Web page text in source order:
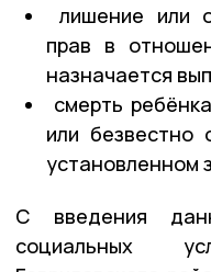
лишение или
прав в
назначается
смерть
или безвестно
установленном
С введения
социальных